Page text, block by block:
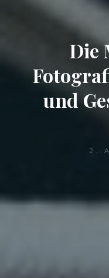
Die
und
2.